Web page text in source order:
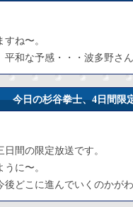
ね〜。
和な予感・・・波多野さ
今日の杉谷拳士、4日間限
間の限定放送です。
に〜。
後どこに進んでいくのかが